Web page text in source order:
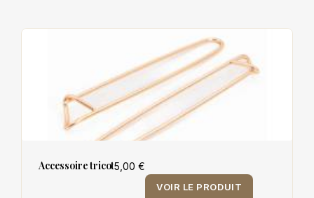
Accessoire tricot5,00 €
VOIR LE PRODUIT